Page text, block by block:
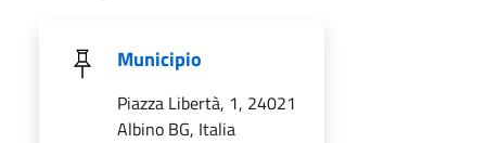
Municipio
Piazza Libertà, 1, 24021
Albino BG, Italia